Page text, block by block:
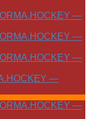
—
—
—
—
—